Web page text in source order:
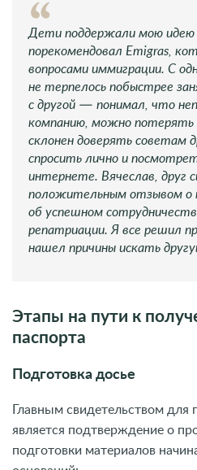
Дети поддержали мою идею
порекомендовал Emigras,
вопросами иммиграции. С
не терпелось побыстрее
с другой — понимал, что
компанию, можно потерять
склонен доверять советам
спросить лично и
интернете. Вячеслав, друг
положительным отзывом о
об успешном
репатриации. Я все решил
нашел причины искать
Этапы на пути к
паспорта
Подготовка досье
Главным свидетельством для
является подтверждение о
подготовки материалов